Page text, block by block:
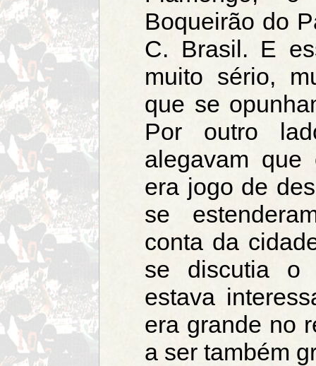
Boqueirão do
C. Brasil. E
muito sério,
que se
Por outro
alegavam
era jogo de
se
conta da
se discutia o
estava
era grande no
a ser também